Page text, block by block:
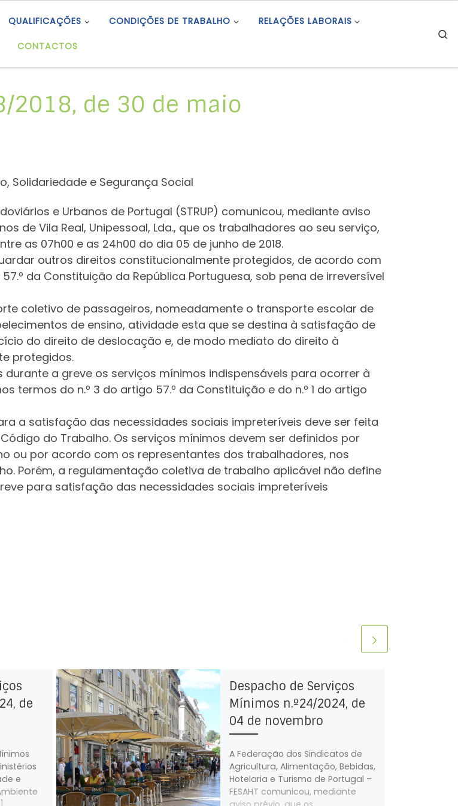
QUALIFICAÇÕES CONDIÇÕES DE TRABALHO RELAÇÕES LABORAIS
CONTACTOS
2018, de 30 de maio
Solidariedade e Segurança Social
e Urbanos de Portugal (STRUP) comunicou, mediante aviso
de Vila Real, Unipessoal, Lda., que os trabalhadores ao seu serviço,
as 07h00 e as 24h00 do dia 05 de junho de 2018.
outros direitos constitucionalmente protegidos, de acordo com
da Constituição da República Portuguesa, sob pena de irreversível
coletivo de passageiros, nomeadamente o transporte escolar de
de ensino, atividade esta que se destina à satisfação de
do direito de deslocação e, de modo mediato do direito à
protegidos.
a greve os serviços mínimos indispensáveis para ocorrer à
termos do n.º 3 do artigo 57.º da Constituição e do n.º 1 do artigo
a satisfação das necessidades sociais impreteríveis deve ser feita
do Trabalho. Os serviços mínimos devem ser definidos por
ou por acordo com os representantes dos trabalhadores, nos
Porém, a regulamentação coletiva de trabalho aplicável não define
para satisfação das necessidades sociais impreteríveis
de
e
Despacho de Serviços
Mínimos n.º24/2024, de
04 de novembro
A Federação dos Sindicatos de
Agricultura, Alimentação, Bebidas,
Hotelaria e Turismo de Portugal –
FESAHT comunicou, mediante